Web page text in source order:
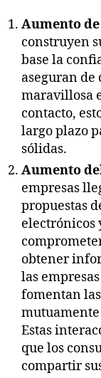
Aumento
construyen
base la
aseguran de
maravillosa
contacto,
largo plazo
sólidas.
Aumento
empresas
propuestas
electrónicos
obtener
las
fomentan
Estas
que los
compartir